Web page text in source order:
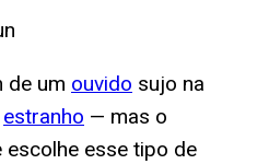
de um ouvido sujo na
estranho — mas o
escolhe esse tipo de